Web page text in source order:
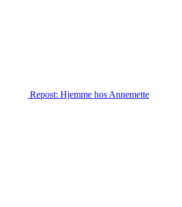
Repost: Hjemme hos Annemette